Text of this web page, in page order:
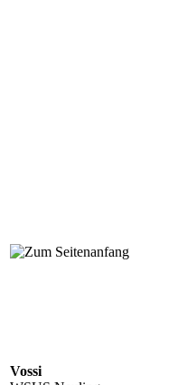
Vossi